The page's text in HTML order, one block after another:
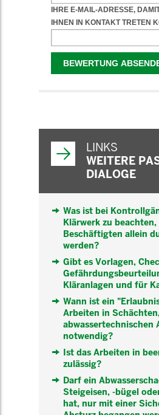
LINKS
WEITERE
DIALOGE
Was ist bei
Klärwerk zu
Beschäftigten allein
werden?
Gibt es Vorlagen,
Kläranlagen und für
Wann ist ein
Arbeiten in
abwassertechnischen
notwendig?
Ist das Arbeiten in
zulässig?
Darf ein
Steigeisen, -bügel
hat, nur mit einer